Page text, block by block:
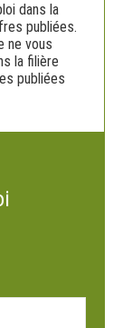
dans la
publiées.
ne vous
la filière
publiées